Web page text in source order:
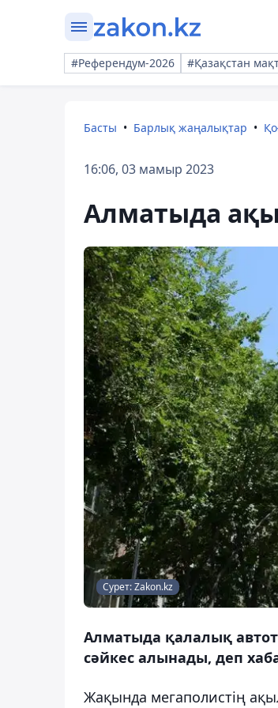
#Референдум-2026 #Қазақстан
Басты Барлық жаңалықтар
16:06, 03 мамыр 2023
Алматыда
Сурет: Zakon.kz
Алматыда қалалық
сәйкес алынады, деп
Жақында мегаполистің